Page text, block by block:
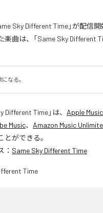
Sky Different Time」が配信
曲は、「Same Sky Different
なる。
Different Time」は、 Apple Music
Music、 Amazon Music
とができる。
： Same Sky Different Time